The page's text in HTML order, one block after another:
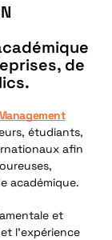
de
étudiants,
afin
académique.
et
l’expérience